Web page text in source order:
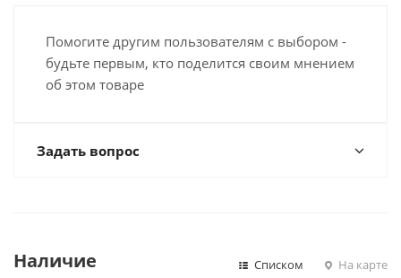
Помогите другим пользователям с выбором -
будьте первым, кто поделится своим мнением
об этом товаре
Задать вопрос
Наличие Списком На карте